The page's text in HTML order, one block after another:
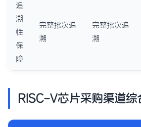
追
溯
性
保
障
完整批次追
溯
完整批次追
溯
RISC-V芯片采购渠道综